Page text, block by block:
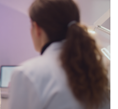
моих персональных данных